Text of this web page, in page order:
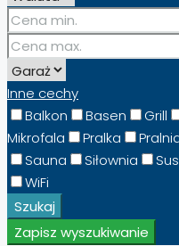
Inne cechy
Balkon
Basen Grill
Mikrofala
Pralka
Sauna
Siłownia
WiFi
Szukaj
Zapisz wyszukiwanie